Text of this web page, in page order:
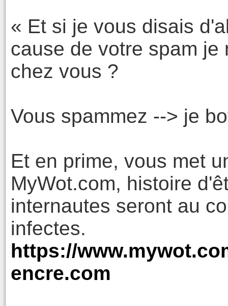
« Et si je vous disais
cause de votre spam je
chez vous ?
Vous spammez --> je
Et en prime, vous met
MyWot.com, histoire
internautes seront au
infectes.
https://
encre.com